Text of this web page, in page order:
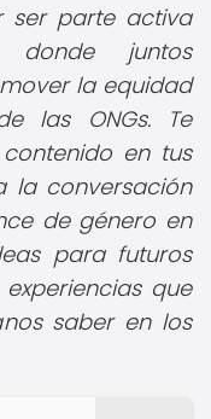
ser parte activa
donde juntos
la equidad
las ONGs. Te
en tus
la conversación
de género en
para futuros
que
saber en los